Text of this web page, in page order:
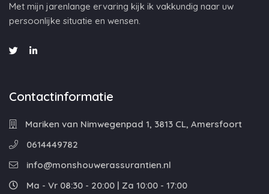
Met mijn jarenlange ervaring kijk ik vakkundig naar uw
persoonlijke situatie en wensen.
Contactinformatie
Mariken van Nimwegenpad 1, 3813 CL, Amersfoort
0614449782
info@monshouwerassurantien.nl
Ma - Vr 08:30 - 20:00 | Za 10:00 - 17:00